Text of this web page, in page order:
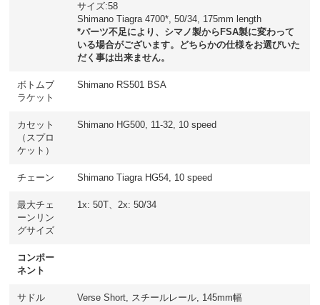
サイズ:58
Shimano Tiagra 4700*, 50/34, 175mm length
*パーツ不足により、シマノ製からFSA製に変わって
いる場合がございます。どちらかの仕様をお選びいた
だく事は出来ません。
ボトムブ
ラケット
Shimano RS501 BSA
カセット
（スプロ
ケット）
Shimano HG500, 11-32, 10 speed
チェーン Shimano Tiagra HG54, 10 speed
最大チェ
ーンリン
グサイズ
1x: 50T、2x: 50/34
コンポー
ネント
サドル Verse Short, スチールレール, 145mm幅